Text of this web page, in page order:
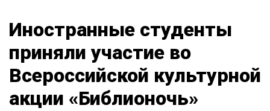
Иностранные студенты
приняли участие во
Всероссийской культурной
акции «Библионочь»